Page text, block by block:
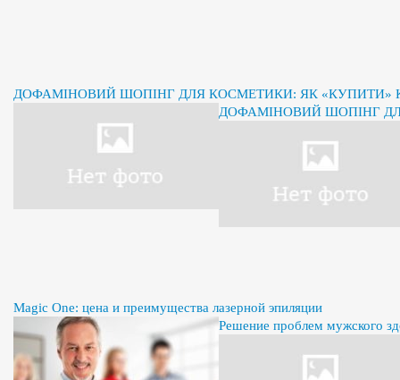
ДОФАМІНОВИЙ ШОПІНГ ДЛЯ КОСМЕТИКИ: ЯК «КУПИТИ»
ДОФАМІНОВИЙ ШОПІНГ
Magic One: цена и преимущества лазерной эпиляции
Решение проблем мужского